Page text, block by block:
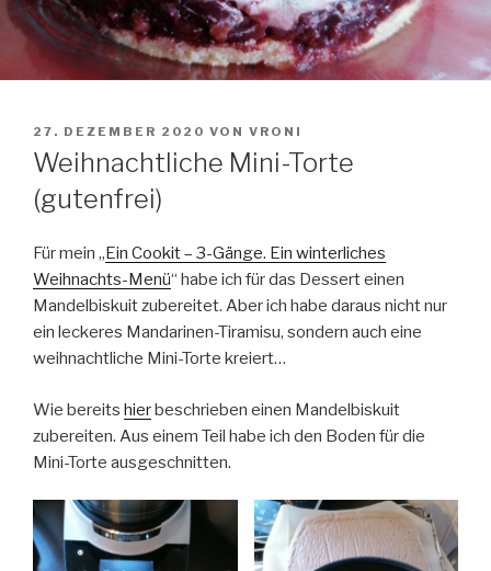
VERÖFFENTLICHT
AM
27. DEZEMBER 2020 VON VRONI
Weihnachtliche Mini-Torte
(gutenfrei)
Für mein „Ein Cookit – 3-Gänge. Ein winterliches
Weihnachts-Menü“ habe ich für das Dessert einen
Mandelbiskuit zubereitet. Aber ich habe daraus nicht nur
ein leckeres Mandarinen-Tiramisu, sondern auch eine
weihnachtliche Mini-Torte kreiert…
Wie bereits hierbeschrieben einen Mandelbiskuit
zubereiten. Aus einem Teil habe ich den Boden für die
Mini-Torte ausgeschnitten.